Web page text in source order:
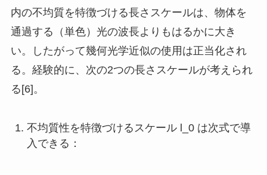
内の不均質を特徴づける長さスケールは、物体を
通過する（単色）光の波長よりもはるかに大き
い。したがって幾何光学近似の使用は正当化され
る。経験的に、次の2つの長さスケールが考えられ
る[6]。
不均質性を特徴づけるスケール l_0は次式で導
入できる：